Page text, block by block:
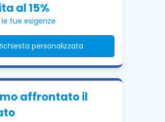
al 15%
tue esigenze
personalizzata
affrontato il